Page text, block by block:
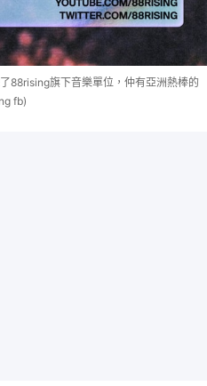
88rising旗下音樂單位，仲有亞洲熱棒的
fb)